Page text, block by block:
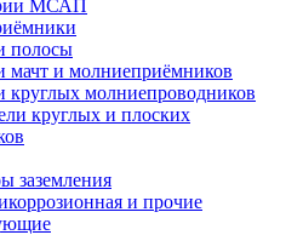
МСАП
полосы
мачт и молниеприёмников
круглых молниепроводников
круглых и плоских
заземления
и прочие